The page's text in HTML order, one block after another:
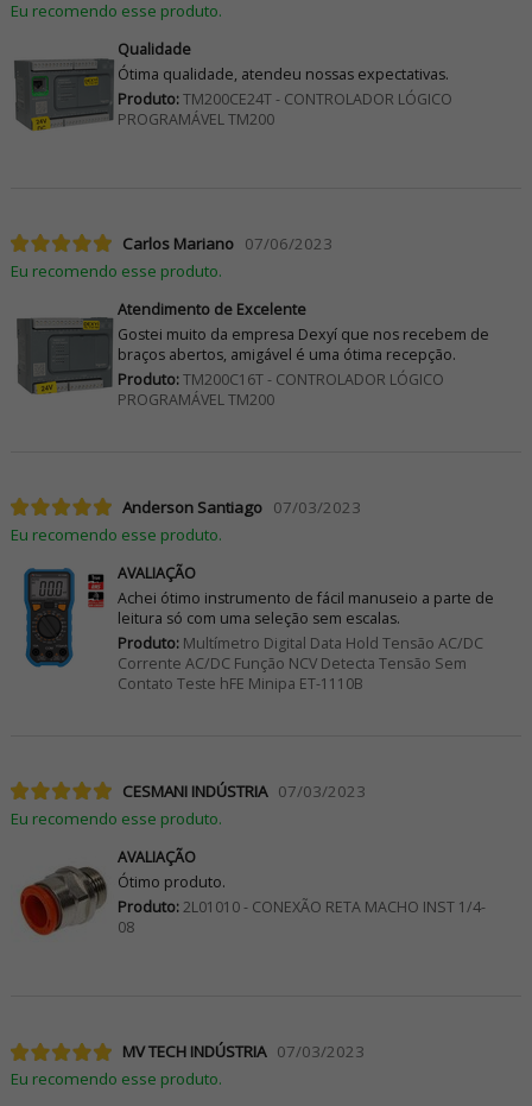
Eu recomendo esse produto.
Qualidade
Ótima qualidade, atendeu nossas expectativas.
Produto:TM200CE24T - CONTROLADOR LÓGICO
PROGRAMÁVEL TM200
Carlos Mariano 07/06/2023
Eu recomendo esse produto.
Atendimento de Excelente
Gostei muito da empresa Dexyí que nos recebem de
braços abertos, amigável é uma ótima recepção.
Produto:TM200C16T - CONTROLADOR LÓGICO
PROGRAMÁVEL TM200
Anderson Santiago 07/03/2023
Eu recomendo esse produto.
AVALIAÇÃO
Achei ótimo instrumento de fácil manuseio a parte de
leitura só com uma seleção sem escalas.
Produto:Multímetro Digital Data Hold Tensão AC/DC
Corrente AC/DC Função NCV Detecta Tensão Sem
Contato Teste hFE Minipa ET-1110B
CESMANI INDÚSTRIA 07/03/2023
Eu recomendo esse produto.
AVALIAÇÃO
Ótimo produto.
Produto:2L01010 - CONEXÃO RETA MACHO INST 1/4-
08
MV TECH INDÚSTRIA 07/03/2023
Eu recomendo esse produto.